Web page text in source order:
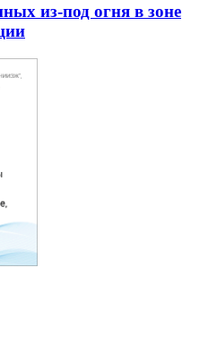
из-под огня в зоне